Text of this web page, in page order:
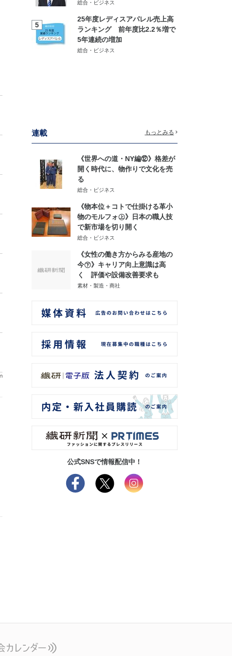
総合・ビジネス
5
25年度レディスアパレル売上高
ランキング 前年度比2.2％増で
5年連続の増加
総合・ビジネス
連載 もっとみる
《世界への道・NY編⑫》格差が
開く時代に、物作りで文化を売
る
総合・ビジネス
《物本位＋コトで仕掛ける革小
物のモルフォ㊤》日本の職人技
で新市場を切り開く
総合・ビジネス
《女性の働き方からみる産地の
今㊦》キャリア向上意識は高
く 評価や設備改善要求も
素材・製造・商社
公式SNSで情報配信中！